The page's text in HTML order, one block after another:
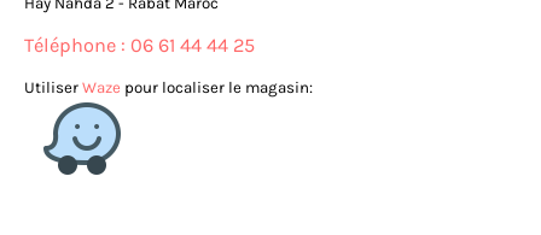
Téléphone : 06 61 44 44 25
Utiliser Waze pour localiser le magasin: